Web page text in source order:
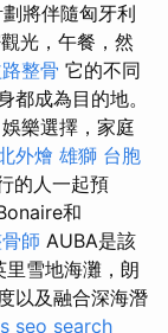
將伴隨匈牙利
光，午餐，然
整骨 它的不同
成為目的地。
樂選擇，家庭
外燴 雄獅 台胞
的人一起預
和
師 AUBA是該
雪地海灘，朗
以及融合深海潛
seo search